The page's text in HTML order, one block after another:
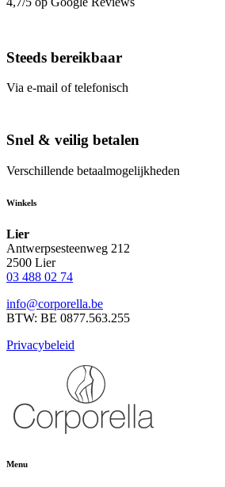
Steeds bereikbaar
Via e-mail of telefonisch
Snel & veilig betalen
Verschillende betaalmogelijkheden
Winkels
Lier
Antwerpsesteenweg 212
2500 Lier
03 488 02 74
info@corporella.be
BTW: BE 0877.563.255
Privacybeleid
Menu